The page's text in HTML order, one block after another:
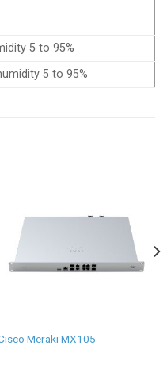
5 to 95%
5 to 95%
Meraki MX105